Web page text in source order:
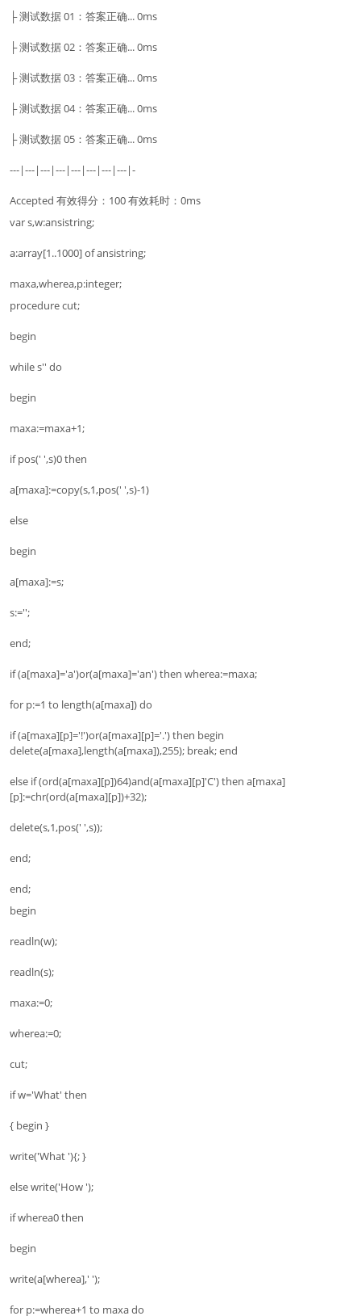
├ 测试数据 01：答案正确... 0ms
├ 测试数据 02：答案正确... 0ms
├ 测试数据 03：答案正确... 0ms
├ 测试数据 04：答案正确... 0ms
├ 测试数据 05：答案正确... 0ms
---|---|---|---|---|---|---|---|-
Accepted 有效得分：100 有效耗时：0ms
var s,w:ansistring;
a:array[1..1000] of ansistring;
maxa,wherea,p:integer;
procedure cut;
begin
while s'' do
begin
maxa:=maxa+1;
if pos(' ',s)0 then
a[maxa]:=copy(s,1,pos(' ',s)-1)
else
begin
a[maxa]:=s;
s:='';
end;
if (a[maxa]='a')or(a[maxa]='an') then wherea:=maxa;
for p:=1 to length(a[maxa]) do
if (a[maxa][p]='!')or(a[maxa][p]='.') then begin
delete(a[maxa],length(a[maxa]),255); break; end
else if (ord(a[maxa][p])64)and(a[maxa][p]'C') then a[maxa]
[p]:=chr(ord(a[maxa][p])+32);
delete(s,1,pos(' ',s));
end;
end;
begin
readln(w);
readln(s);
maxa:=0;
wherea:=0;
cut;
if w='What' then
{ begin }
write('What '){; }
else write('How ');
if wherea0 then
begin
write(a[wherea],' ');
for p:=wherea+1 to maxa do